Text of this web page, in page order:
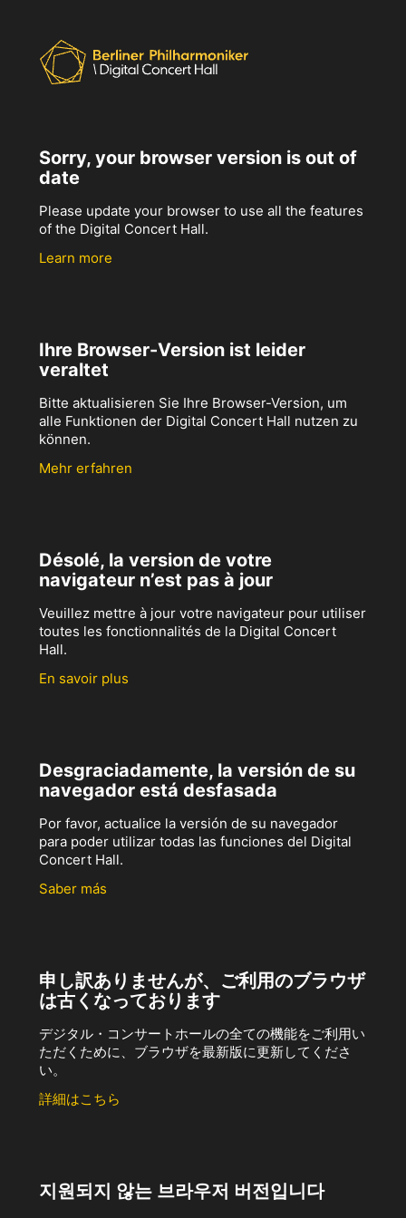
Sorry, your browser version is out of
date
Please update your browser to use all the features
of the Digital Concert Hall.
Learn more
Ihre Browser-Version ist leider
veraltet
Bitte aktualisieren Sie Ihre Browser-Version, um
alle Funktionen der Digital Concert Hall nutzen zu
können.
Mehr erfahren
Désolé, la version de votre
navigateur n’est pas à jour
Veuillez mettre à jour votre navigateur pour utiliser
toutes les fonctionnalités de la Digital Concert
Hall.
En savoir plus
Desgraciadamente, la versión de su
navegador está desfasada
Por favor, actualice la versión de su navegador
para poder utilizar todas las funciones del Digital
Concert Hall.
Saber más
申し訳ありませんが、ご利用のブラウザ
は古くなっております
デジタル・コンサートホールの全ての機能をご利用い
ただくために、ブラウザを最新版に更新してくださ
い。
詳細はこちら
지원되지 않는 브라우저 버전입니다